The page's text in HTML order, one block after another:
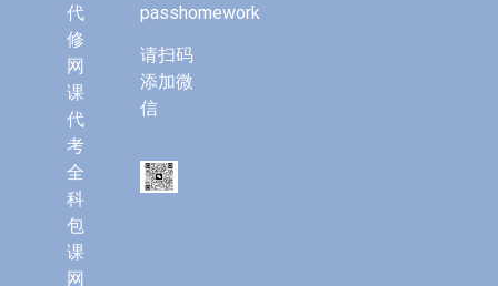
代
修
网
课
代
考
全
科
包
课
网
passhomework
请扫码
添加微
信